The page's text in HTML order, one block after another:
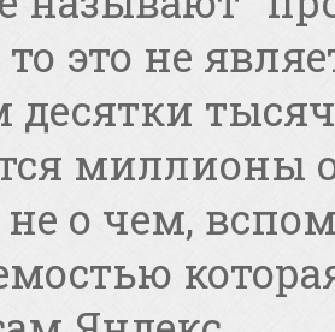
это не
десятки
миллионы
не о чем,